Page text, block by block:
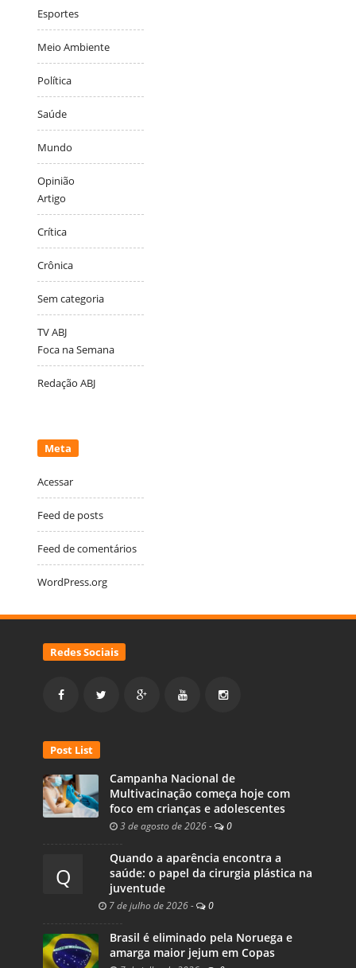
Esportes
Meio Ambiente
Política
Saúde
Mundo
Opinião
Artigo
Crítica
Crônica
Sem categoria
TV ABJ
Foca na Semana
Redação ABJ
Meta
Acessar
Feed de posts
Feed de comentários
WordPress.org
Redes Sociais
Post List
Campanha Nacional de
Multivacinação começa hoje com
foco em crianças e adolescentes
3 de agosto de 2026 - 0
Q
Quando a aparência encontra a
saúde: o papel da cirurgia plástica na
juventude
7 de julho de 2026 - 0
Brasil é eliminado pela Noruega e
amarga maior jejum em Copas